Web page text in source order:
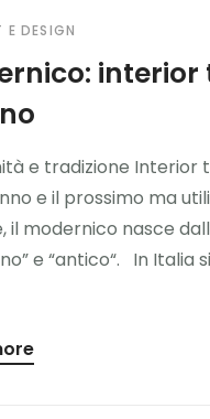
E DESIGN
interior
e tradizione Interior
e il prossimo ma
il modernico nasce
e “antico“. In Italia